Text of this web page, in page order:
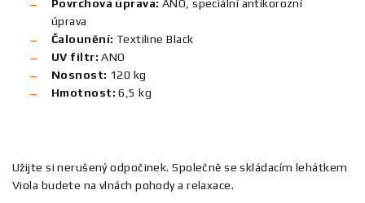
Povrchová úprava: ANO, speciální antikorozní
úprava
Čalounění: Textiline Black
UV filtr: ANO
Nosnost: 120 kg
Hmotnost: 6,5 kg
Užijte si nerušený odpočinek. Společně se skládacím lehátkem
Viola budete na vlnách pohody a relaxace.